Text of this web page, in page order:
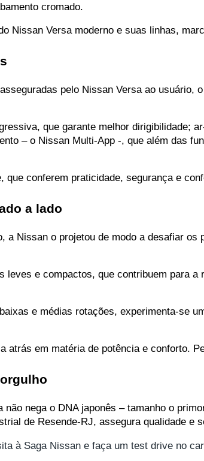
cromado.
Nissan Versa moderno e suas linhas,
pelo Nissan Versa ao usuário,
que garante melhor dirigibilidade;
– o Nissan Multi-App -, que além das
que conferem praticidade, segurança e
a lado
Nissan o projetou de modo a desafiar os
e compactos, que contribuem para
e médias rotações, experimenta-se
em matéria de potência e conforto.
nega o DNA japonês – tamanho o
de Resende-RJ, assegura qualidade e
à Saga Nissan e faça um test drive no